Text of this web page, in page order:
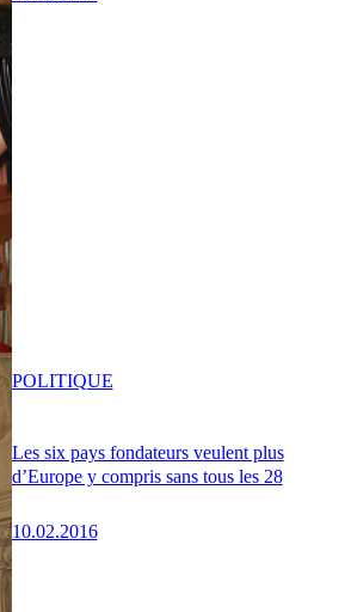
Les six pays fondateurs veulent plus
d’Europe y compris sans tous les 28
10.02.2016
POLITIQUE